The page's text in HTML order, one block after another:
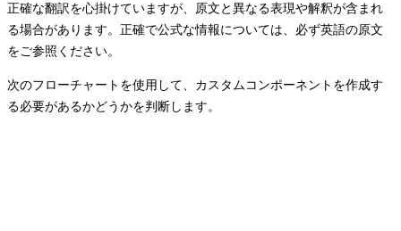
正確な翻訳を心掛けていますが、原文と異なる表現や解釈が含まれ
る場合があります。正確で公式な情報については、必ず英語の原文
をご参照ください。
次のフローチャートを使用して、カスタムコンポーネントを作成す
る必要があるかどうかを判断します。